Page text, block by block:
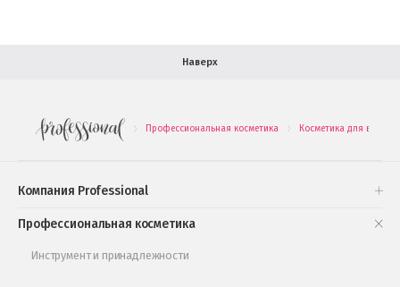
Наверх
. Профессиональная косметика . Косметика для волос
Компания Professional
Профессиональная косметика
Инструмент и принадлежности
Подарочные наборы
Обучающее видео